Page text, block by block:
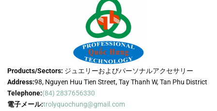
Products/Sectors: ジュエリーおよびパーソナルアクセサリー
Address:98, Nguyen Huu Tien Street, Tay Thanh W, Tan Phu District
Telephone:(84) 2837656330
電子メール:trolyquochung@gmail.com